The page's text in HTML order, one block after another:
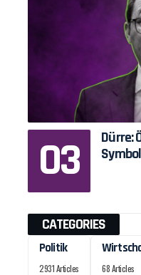
Dürre:
CATEGORIES
Politik
2931 Articles 68 Articles